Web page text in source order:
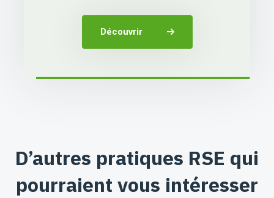
Découvrir
D’autres pratiques RSE qui
pourraient vous intéresser